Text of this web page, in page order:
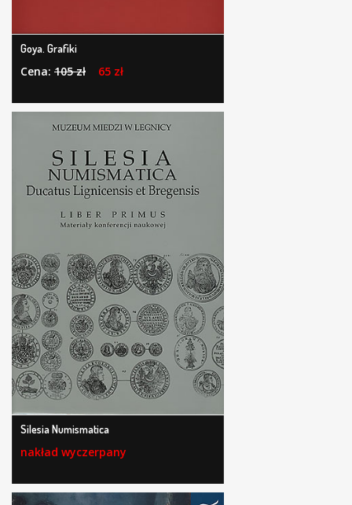
Goya. Grafiki
Cena: 105 zł 65 zł
Silesia Numismatica
nakład wyczerpany